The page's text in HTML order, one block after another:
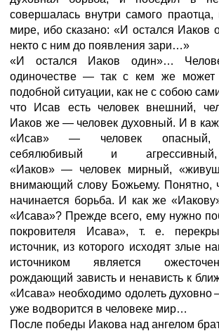
совершалась внутри самого праотца,
мире, ибо сказано: «И остался Иаков
некто с ним до появления зари…»
«И остался Иаков один»…
одиночестве — так с кем же может
подобной ситуации, как не с собою
что Исав есть человек внешний,
Иаков же — человек духовный. И в
«Исав»
—
человек опасный,
себялюбивый и
«Иаков» —
человек мирный,
внимающий слову Божьему. Понятно,
начинается борьба. И как же
«Исава»? Прежде всего, ему нужно
покровителя Исава», т. е.
источник, из которого исходят злые
источником является
рождающий зависть и ненависть к
«Исава» необходимо одолеть духовно
уже водворится в человеке мир…
После победы Иакова над ангелом